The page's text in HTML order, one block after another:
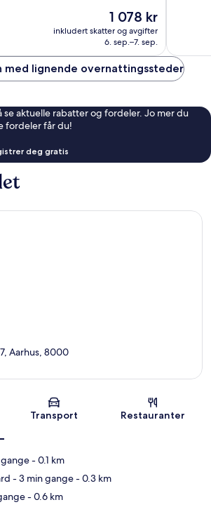
Prisen
1 078 kr
1 078 kr
inkludert skatter og avgifter
6. sep.–7. sep.
med lignende overnattingssteder
se aktuelle rabatter og fordeler. Jo mer du
fordeler får du!
deg gratis
Kart
Aarhus, 8000
Transport Restauranter
gange- 0.1 km
- 3 min gange- 0.3 km
- 0.6 km